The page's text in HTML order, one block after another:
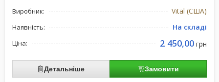
Виробник: Vital (США)
Наявність: На складі
Ціна: 2 450,00 грн
Детальніше Замовити